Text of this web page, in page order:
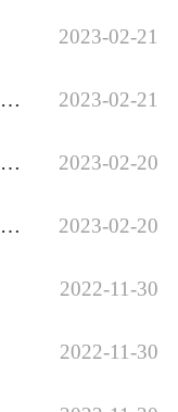
2023-02-21
抗磨液压油厂家浅谈抗磨液压油是否可以当润滑油使用 2023-02-21
特种润滑油厂家分享特种润滑油分为哪几种？ 2023-02-20
抗磨液压油厂家介绍抗磨液压油保质期 2023-02-20
2022-11-30
2022-11-30